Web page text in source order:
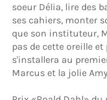
soeur Délia, lire des
ses cahiers, monter
que son instituteur,
pas de cette oreille
s'installera au
Marcus et la jolie